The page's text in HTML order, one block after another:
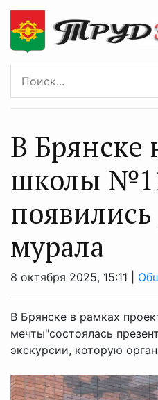
В Брянске
школы
появились
мурала
8 октября 2025, 15:11 |
В Брянске в рамках
мечты"состоялась
экскурсии, которую